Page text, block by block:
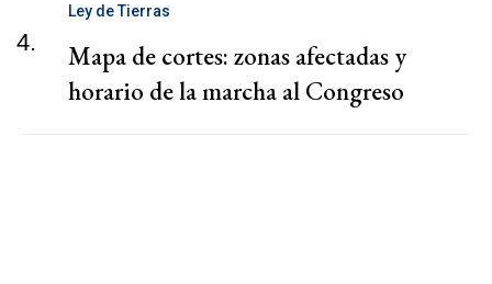
4.
Ley de Tierras
Mapa de cortes: zonas afectadas y
horario de la marcha al Congreso